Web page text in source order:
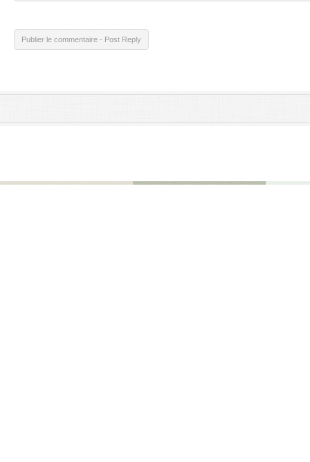
Publier le commentaire - Post Reply